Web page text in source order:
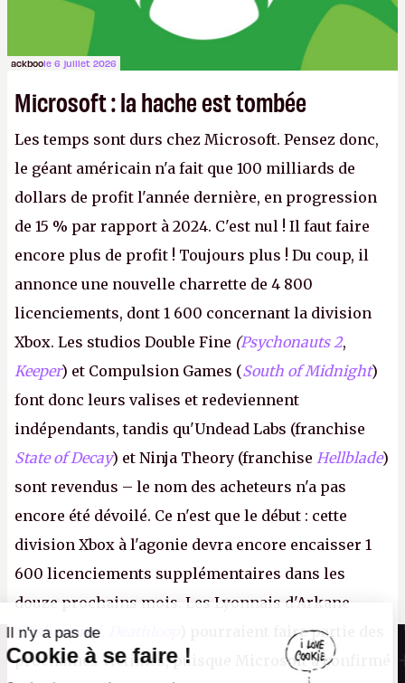
ackboole 6 juillet 2026
Microsoft : la hache est tombée
Les temps sont durs chez Microsoft. Pensez donc,
le géant américain n'a fait que 100 milliards de
dollars de profit l'année dernière, en progression
de 15 % par rapport à 2024. C'est nul ! Il faut faire
encore plus de profit ! Toujours plus ! Du coup, il
annonce une nouvelle charrette de 4 800
licenciements, dont 1 600 concernant la division
Xbox. Les studios Double Fine (Psychonauts 2,
Keeper) et Compulsion Games (South of Midnight)
font donc leurs valises et redeviennent
indépendants, tandis qu'Undead Labs (franchise
State of Decay) et Ninja Theory (franchise Hellblade)
sont revendus – le nom des acheteurs n'a pas
encore été dévoilé. Ce n'est que le début : cette
division Xbox à l'agonie devra encore encaisser 1
600 licenciements supplémentaires dans les
douze prochains mois. Les Lyonnais d'Arkane
(Dishonored,
) pourraient faire partie des
prochaines victimes, puisque Microsoft a confirmé
Canard PC
Kiosque numérique
Il n'y a pas de
Cookie à se faire !